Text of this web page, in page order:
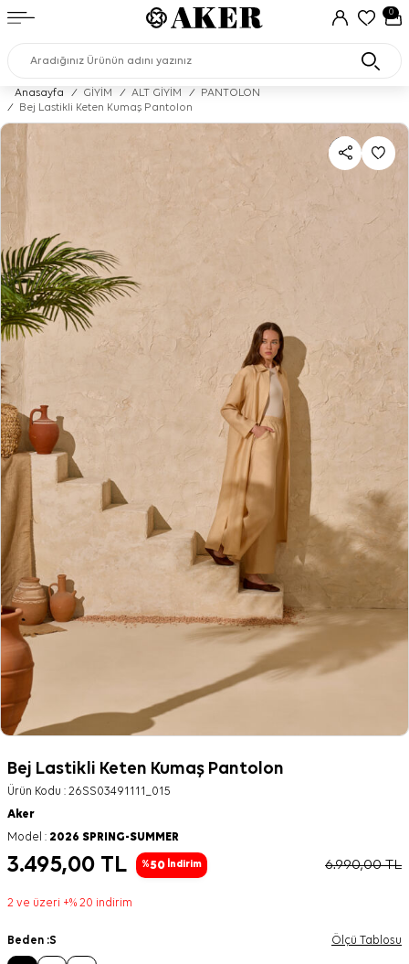
0
Anasayfa / GİYİM / ALT GİYİM /
PANTOLON
/
Bej Lastikli Keten Kumaş Pantolon
Bej Lastikli Keten Kumaş Pantolon
Ürün Kodu : 26SS03491111_015
Aker
Model : 2026 SPRING-SUMMER
3.495,00 TL %50 İndirim 6.990,00TL
2 ve üzeri +% 20 indirim
Beden :S Ölçü Tablosu